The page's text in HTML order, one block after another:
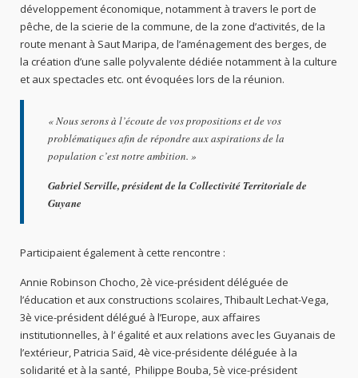
développement économique, notamment à travers le port de
pêche, de la scierie de la commune, de la zone d’activités, de la
route menant à Saut Maripa, de l’aménagement des berges, de
la création d’une salle polyvalente dédiée notamment à la culture
et aux spectacles etc. ont évoquées lors de la réunion.
« Nous serons à l’écoute de vos propositions et de vos
problématiques afin de répondre aux aspirations de la
population c’est notre ambition. »
Gabriel Serville, président de la Collectivité Territoriale de
Guyane
Participaient également à cette rencontre :
Annie Robinson Chocho, 2è vice-président déléguée de
l’éducation et aux constructions scolaires, Thibault Lechat-Vega,
3è vice-président délégué à l’Europe, aux affaires
institutionnelles, à l’ égalité et aux relations avec les Guyanais de
l’extérieur, Patricia Saïd, 4è vice-présidente déléguée à la
solidarité et à la santé, Philippe Bouba, 5è vice-président